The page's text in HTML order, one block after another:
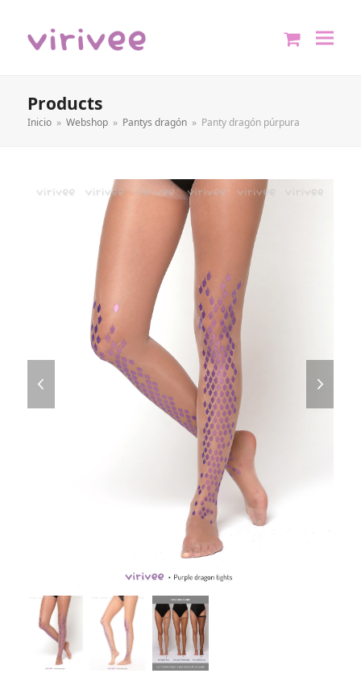
Products
Inicio » Webshop » Pantys dragón » Panty dragón púrpura
slide
slide